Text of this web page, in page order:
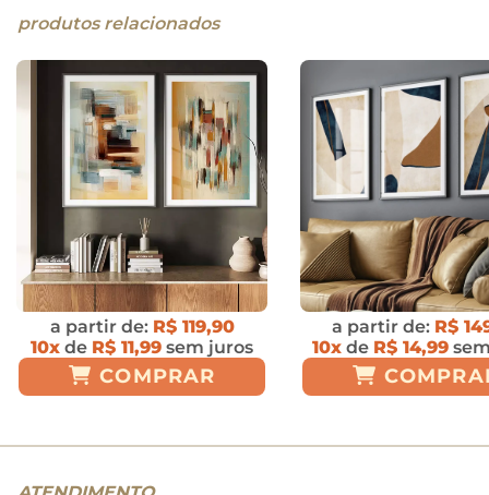
produtos relacionados
a partir de: R$ 119,90
10x de R$ 11,99 sem juros
COMPRAR
a partir de: R$
10x de R$ 14,99